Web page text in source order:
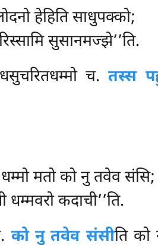
हेहिति साधुपक्को;
सुसानमज्झे’’ति.
च.तस्स
मतो को नु तवेव संसि;
कदाची’’ति.
को नु तवेव संसीति